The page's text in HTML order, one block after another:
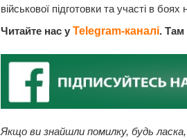
військової підготовки та участі в боях
Читайте нас у Telegram-каналі. Там
Якщо ви знайшли помилку, будь